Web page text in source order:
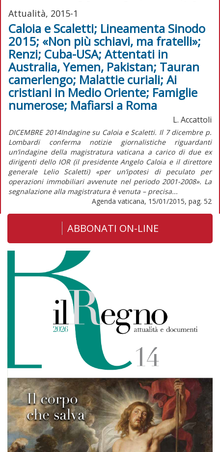
Attualità, 2015-1
Caloia e Scaletti; Lineamenta Sinodo
2015; «Non più schiavi, ma fratelli»;
Renzi; Cuba-USA; Attentati in
Australia, Yemen, Pakistan; Tauran
camerlengo; Malattie curiali; Ai
cristiani in Medio Oriente; Famiglie
numerose; Mafiarsi a Roma
L. Accattoli
DICEMBRE 2014Indagine su Caloia e Scaletti. Il 7 dicembre p.
Lombardi conferma notizie giornalistiche riguardanti
un’indagine della magistratura vaticana a carico di due ex
dirigenti dello IOR (il presidente Angelo Caloia e il direttore
generale Lelio Scaletti) «per un’ipotesi di peculato per
operazioni immobiliari avvenute nel periodo 2001-2008». La
segnalazione alla magistratura è venuta – precisa...
Agenda vaticana, 15/01/2015, pag. 52
ABBONATI ON-LINE